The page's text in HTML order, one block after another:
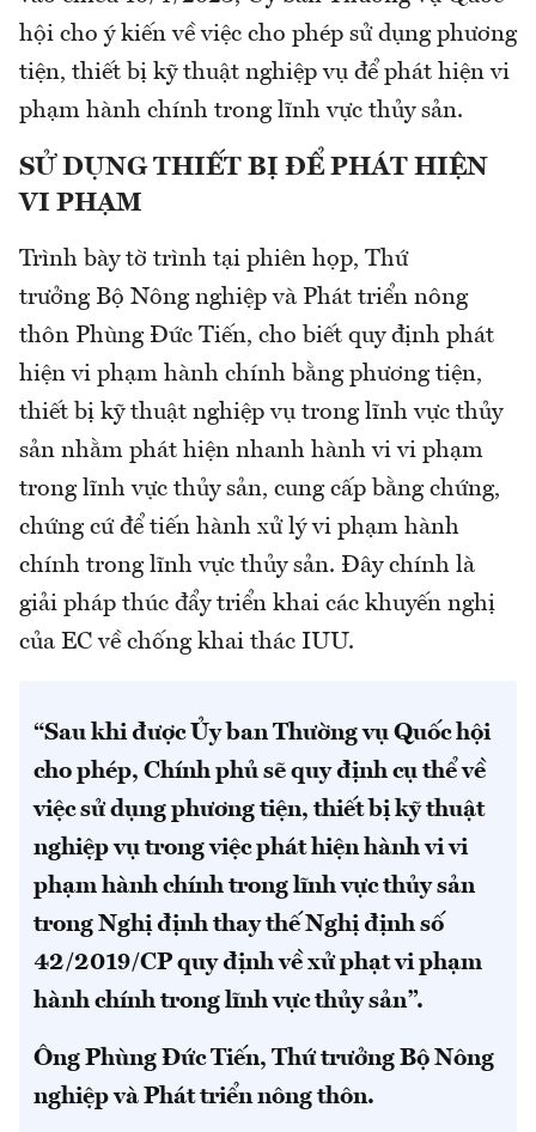
hội cho ý kiến về việc cho phép sử dụng phương
tiện, thiết bị kỹ thuật nghiệp vụ để phát hiện vi
phạm hành chính trong lĩnh vực thủy sản.
SỬ DỤNG THIẾT BỊ ĐỂ PHÁT HIỆN
VI PHẠM
Trình bày tờ trình tại phiên họp, Thứ
trưởng Bộ Nông nghiệp và Phát triển nông
thôn Phùng Đức Tiến, cho biết quy định phát
hiện vi phạm hành chính bằng phương tiện,
thiết bị kỹ thuật nghiệp vụ trong lĩnh vực thủy
sản nhằm phát hiện nhanh hành vi vi phạm
trong lĩnh vực thủy sản, cung cấp bằng chứng,
chứng cứ để tiến hành xử lý vi phạm hành
chính trong lĩnh vực thủy sản. Đây chính là
giải pháp thúc đẩy triển khai các khuyến nghị
của EC về chống khai thác IUU.
“Sau khi được Ủy ban Thường vụ Quốc hội
cho phép, Chính phủ sẽ quy định cụ thể về
việc sử dụng phương tiện, thiết bị kỹ thuật
nghiệp vụ trong việc phát hiện hành vi vi
phạm hành chính trong lĩnh vực thủy sản
trong Nghị định thay thế Nghị định số
42/2019/CP quy định về xử phạt vi phạm
hành chính trong lĩnh vực thủy sản”.
Ông Phùng Đức Tiến, Thứ trưởng Bộ Nông
nghiệp và Phát triển nông thôn.